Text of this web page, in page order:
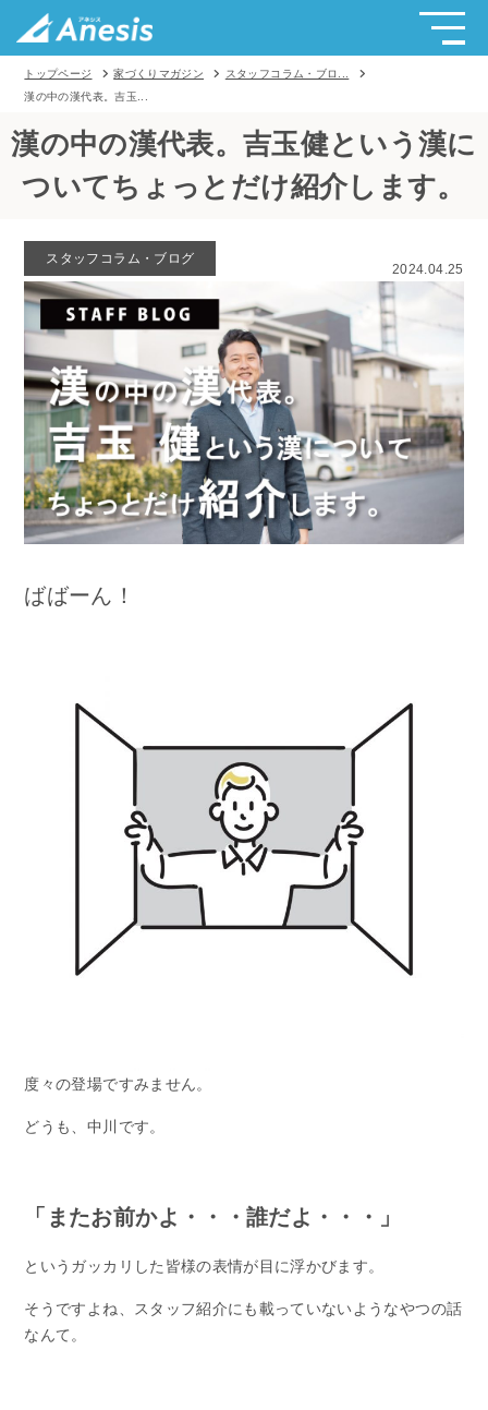
トップページ 家づくりマガジン
スタッフコラム・ブロ...
漢の中の漢代表。吉玉...
漢の中の漢代表。吉玉健という漢に
ついてちょっとだけ紹介します。
スタッフコラム・ブログ
2024.04.25
ばばーん！
度々の登場ですみません。
どうも、中川です。
「またお前かよ・・・誰だよ・・・」
というガッカリした皆様の表情が目に浮かびます。
そうですよね、スタッフ紹介にも載っていないようなやつの話
なんて。